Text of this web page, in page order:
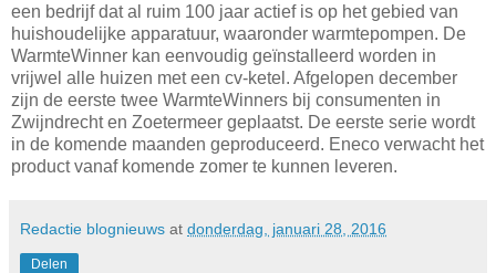
een bedrijf dat al ruim 100 jaar actief is op het gebied van
huishoudelijke apparatuur, waaronder warmtepompen. De
WarmteWinner kan eenvoudig geïnstalleerd worden in
vrijwel alle huizen met een cv-ketel. Afgelopen december
zijn de eerste twee WarmteWinners bij consumenten in
Zwijndrecht en Zoetermeer geplaatst. De eerste serie wordt
in de komende maanden geproduceerd. Eneco verwacht het
product vanaf komende zomer te kunnen leveren.
Redactie blognieuws at donderdag, januari 28, 2016
Delen